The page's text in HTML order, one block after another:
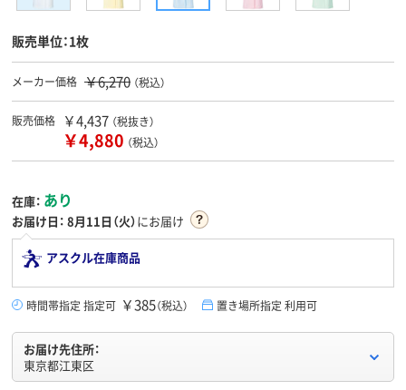
販売単位：1枚
メーカー価格 ￥6,270 （税込）
販売価格 ￥4,437 （税抜き）
￥4,880 （税込）
在庫： あり
お届け日： 8月11日（火）にお届け
アスクル在庫商品
時間帯指定 指定可 ￥385（税込） 置き場所指定 利用可
お届け先住所：
東京都江東区